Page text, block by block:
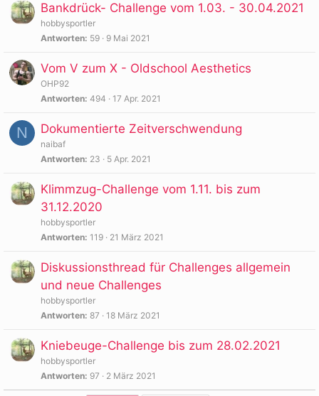
Bankdrück- Challenge vom 1.03. - 30.04.2021
hobbysportler
Antworten 59 9 Mai 2021
Vom V zum X - Oldschool Aesthetics
OHP92
Antworten 494 17 Apr. 2021
N Dokumentierte Zeitverschwendung
naibaf
Antworten 23 5 Apr. 2021
Klimmzug-Challenge vom 1.11. bis zum
31.12.2020
hobbysportler
Antworten 119 21 März 2021
Diskussionsthread für Challenges allgemein
und neue Challenges
hobbysportler
Antworten 87 18 März 2021
Kniebeuge-Challenge bis zum 28.02.2021
hobbysportler
Antworten 97 2 März 2021